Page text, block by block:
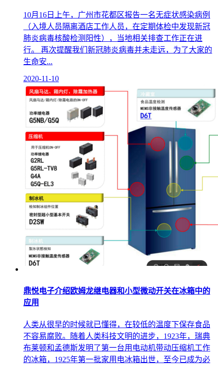
10月16日上午，广州市花都区报告一名无症状感染病例
（入境人员隔离酒店工作人员，在定期体检中发现新冠
肺炎病毒核酸检测阳性），当地相关排查工作正在进
行。 再次提醒我们新冠肺炎病毒并未走远，为了大家的
生命安...
2020-11-10
鼎悦电子介绍欧姆龙继电器和小型微动开关在冰箱中的
应用
人类从很早的时候就已懂得，在较低的温度下保存食品
不容易腐败。随着人类科技文明的进步，1923年，瑞典
布莱顿和孟德斯发明了第一台用电动机带动压缩机工作
的冰箱，1925年第一批家用电冰箱出世，至今已成为必